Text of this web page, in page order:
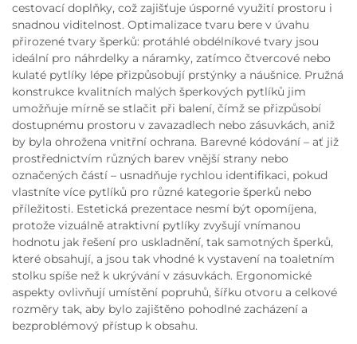
cestovací doplňky, což zajišťuje úsporné využití prostoru i
snadnou viditelnost. Optimalizace tvaru bere v úvahu
přirozené tvary šperků: protáhlé obdélníkové tvary jsou
ideální pro náhrdelky a náramky, zatímco čtvercové nebo
kulaté pytlíky lépe přizpůsobují prstýnky a náušnice. Pružná
konstrukce kvalitních malých šperkových pytlíků jim
umožňuje mírně se stlačit při balení, čímž se přizpůsobí
dostupnému prostoru v zavazadlech nebo zásuvkách, aniž
by byla ohrožena vnitřní ochrana. Barevné kódování – ať již
prostřednictvím různých barev vnější strany nebo
označených částí – usnadňuje rychlou identifikaci, pokud
vlastníte více pytlíků pro různé kategorie šperků nebo
příležitosti. Estetická prezentace nesmí být opomíjena,
protože vizuálně atraktivní pytlíky zvyšují vnímanou
hodnotu jak řešení pro uskladnění, tak samotných šperků,
které obsahují, a jsou tak vhodné k vystavení na toaletním
stolku spíše než k ukrývání v zásuvkách. Ergonomické
aspekty ovlivňují umístění popruhů, šířku otvoru a celkové
rozměry tak, aby bylo zajištěno pohodlné zacházení a
bezproblémový přístup k obsahu.